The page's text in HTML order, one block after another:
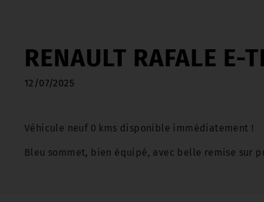
RENAULT RAFALE E-
12/07/2025
Véhicule neuf 0 kms disponible immédiatement !
Bleu sommet, bien équipé, avec belle remise sur